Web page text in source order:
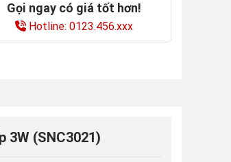
Gọi ngay có giá tốt hơn!
Hotline: 0123.456.xxx
3W (SNC3021)